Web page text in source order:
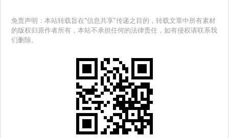
免责声明：本站转载旨在“信息共享”传递之目的，转载文章中所有素材
的版权归原作者所有，本站不承担任何的法律责任，如有侵权请联系我
们删除。